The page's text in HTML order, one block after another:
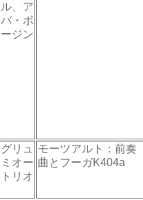
ル、ア
バ・ボ
ージン
グリュ
ミオー
トリオ
モーツアルト：前奏
曲とフーガK404a